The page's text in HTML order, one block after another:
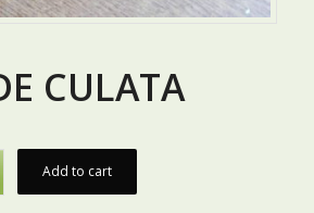
CULATA
Add to cart